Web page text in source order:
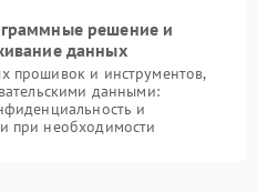
решение и
данных
прошивок и инструментов,
данными:
и
при необходимости